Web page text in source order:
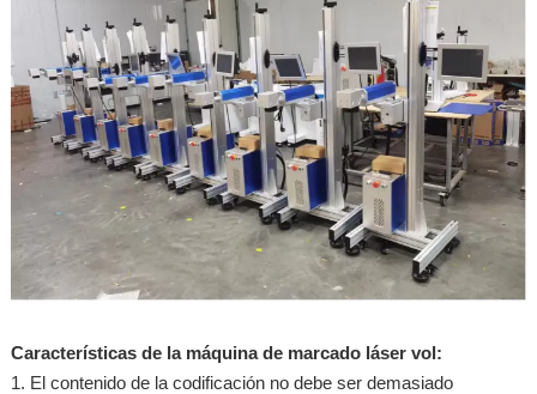
Características de la máquina de marcado láser vol:
1. El contenido de la codificación no debe ser demasiado